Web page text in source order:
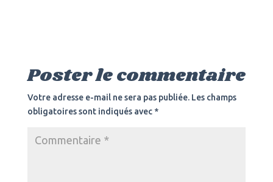
Poster le commentaire
Votre adresse e-mail ne sera pas publiée. Les champs
obligatoires sont indiqués avec *